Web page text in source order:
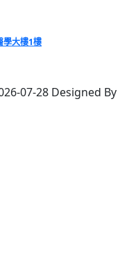
學大樓1樓
07-28 Designed By